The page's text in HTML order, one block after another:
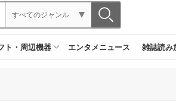
すべてのジャンル
ト・周辺機器 エンタメニュース 雑誌読み